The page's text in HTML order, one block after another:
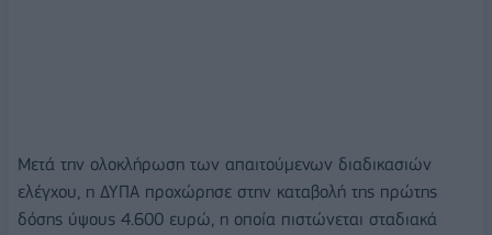
Μετά την ολοκλήρωση των απαιτούμενων διαδικασιών
ελέγχου, η ΔΥΠΑ προχώρησε στην καταβολή της πρώτης
δόσης ύψους 4.600 ευρώ, η οποία πιστώνεται σταδιακά